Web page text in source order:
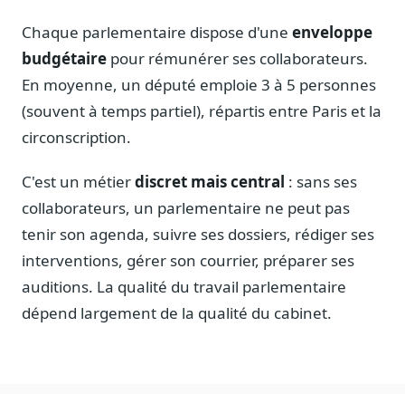
Journalistes
Chercheurs
11 secteurs : énergie, santé, finance, numérique…
Cas d'usage concrets
Six cas pour gagner du temps
Conseil (Advisory)
Consultants seniors, plateforme Legiwatch incluse
Chaque parlementaire dispose d'une enveloppe
budgétaire pour rémunérer ses collaborateurs.
En moyenne, un député emploie 3 à 5 personnes
(souvent à temps partiel), répartis entre Paris et la
circonscription.
C'est un métierdiscret mais central : sans ses
collaborateurs, un parlementaire ne peut pas
tenir son agenda, suivre ses dossiers, rédiger ses
interventions, gérer son courrier, préparer ses
auditions. La qualité du travail parlementaire
dépend largement de la qualité du cabinet.